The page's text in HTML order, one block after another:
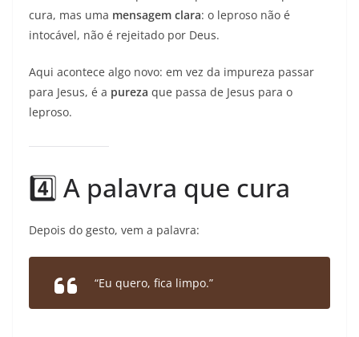
cura, mas uma mensagem clara: o leproso não é
intocável, não é rejeitado por Deus.
Aqui acontece algo novo: em vez da impureza passar
para Jesus, é a pureza que passa de Jesus para o
leproso.
4️⃣ A palavra que cura
Depois do gesto, vem a palavra:
“Eu quero, fica limpo.”